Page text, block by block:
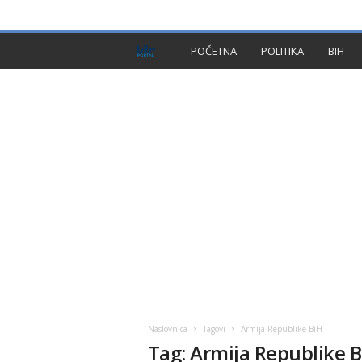
POČETNA POLITIKA BIH
Naslovnica Tagovi Armija Republike BiH
Tag: Armija Republike